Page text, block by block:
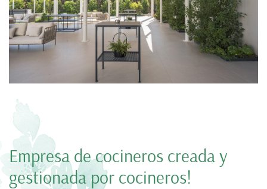
Empresa de cocineros creada y
gestionada por cocineros!